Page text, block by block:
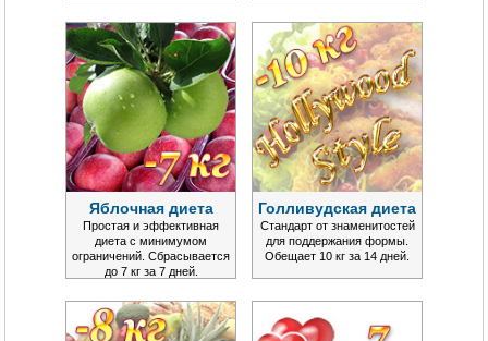
Яблочная диета
Простая и эффективная
диета с минимумом
ограничений. Сбрасывается
до 7 кг за 7 дней.
Голливудская диета
Стандарт от знаменитостей
для поддержания формы.
Обещает 10 кг за 14 дней.